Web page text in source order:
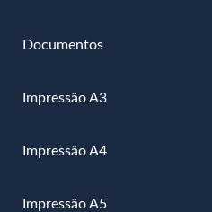
Documentos
Impressão A3
Impressão A4
Impressão A5